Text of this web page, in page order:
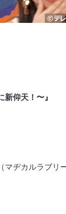
仰天！〜』
ヂカルラブリー